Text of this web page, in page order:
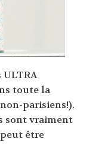
ULTRA
toute la
parisiens!).
sont vraiment
être